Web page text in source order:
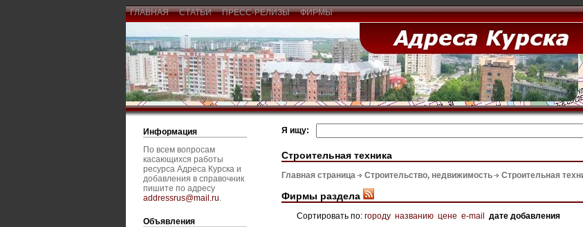
ГЛАВНАЯ СТАТЬИ ПРЕСС-РЕЛИЗЫ ФИРМЫ
Информация
По всем вопросам
касающихся работы
ресурса Адреса Курска и
добавления в справочник
пишите по адресу
addressrus@mail.ru.
Объявления
Я ищу:
Строительная техника
Главная страница Строительство, недвижимость Строительная
Фирмы раздела
Сортировать по: городу названию цене e-mail дате добавления